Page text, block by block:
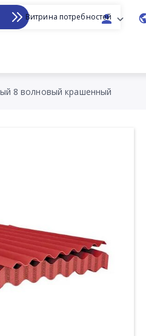
Витрина потребностей
8 волновый крашенный